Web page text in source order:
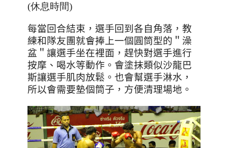
(休息時間)
每當回合結束，選手回到各自角落，教
練和隊友團就會捧上一個圓筒型的＂澡
盆＂讓選手坐在裡面，趕快對選手進行
按摩、喝水等動作。會塗抹類似沙龍巴
斯讓選手肌肉放鬆。也會幫選手淋水，
所以會需要墊個筒子，方便清理場地。